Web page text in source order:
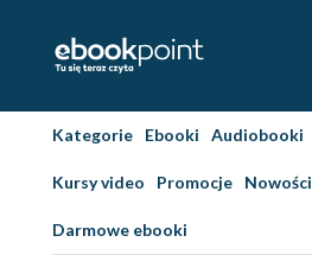
Kategorie Ebooki Audiobooki
Kursy video Promocje Nowości
Darmowe ebooki